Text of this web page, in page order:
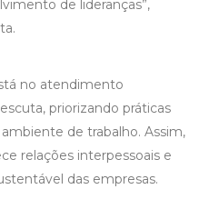
de lideranças”,
no atendimento
priorizando práticas
de trabalho. Assim,
relações interpessoais e
das empresas.